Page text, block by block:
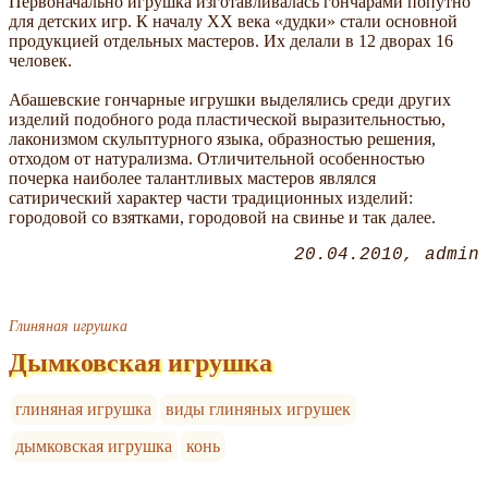
для детских игр. К началу XX века «дудки» стали основной
продукцией отдельных мастеров. Их делали в 12 дворах 16
человек.
Абашевские гончарные игрушки выделялись среди других
изделий подобного рода пластической выразительностью,
лаконизмом скульптурного языка, образностью решения,
отходом от натурализма. Отличительной особенностью
почерка наиболее талантливых мастеров являлся
сатирический характер части традиционных изделий:
городовой со взятками, городовой на свинье и так далее.
20.04.2010 admin
Глиняная игрушка
Дымковская игрушка
глиняная игрушка
виды глиняных игрушек
дымковская игрушка
конь